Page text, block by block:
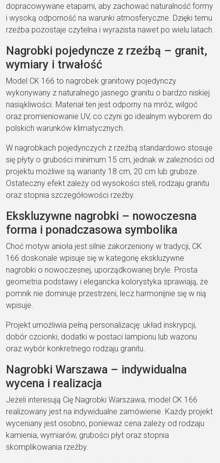
dopracowywane etapami, aby zachować naturalność formy
i wysoką odporność na warunki atmosferyczne. Dzięki temu
rzeźba pozostaje czytelna i wyrazista nawet po wielu latach.
Nagrobki pojedyncze z rzeźbą – granit,
wymiary i trwałość
Model CK 166 to nagrobek granitowy pojedynczy
wykonywany z naturalnego jasnego granitu o bardzo niskiej
nasiąkliwości. Materiał ten jest odporny na mróz, wilgoć
oraz promieniowanie UV, co czyni go idealnym wyborem do
polskich warunków klimatycznych.
W nagrobkach pojedynczych z rzeźbą standardowo stosuje
się płyty o grubości minimum 15 cm, jednak w zależności od
projektu możliwe są warianty 18 cm, 20 cm lub grubsze.
Ostateczny efekt zależy od wysokości steli, rodzaju granitu
oraz stopnia szczegółowości rzeźby.
Ekskluzywne nagrobki – nowoczesna
forma i ponadczasowa symbolika
Choć motyw anioła jest silnie zakorzeniony w tradycji, CK
166 doskonale wpisuje się w kategorię ekskluzywne
nagrobki o nowoczesnej, uporządkowanej bryle. Prosta
geometria podstawy i elegancka kolorystyka sprawiają, że
pomnik nie dominuje przestrzeni, lecz harmonijnie się w nią
wpisuje.
Projekt umożliwia pełną personalizację: układ inskrypcji,
dobór czcionki, dodatki w postaci lampionu lub wazonu
oraz wybór konkretnego rodzaju granitu.
Nagrobki Warszawa – indywidualna
wycena i realizacja
Jeżeli interesują Cię Nagrobki Warszawa, model CK 166
realizowany jest na indywidualne zamówienie. Każdy projekt
wyceniany jest osobno, ponieważ cena zależy od rodzaju
kamienia, wymiarów, grubości płyt oraz stopnia
skomplikowania rzeźby.